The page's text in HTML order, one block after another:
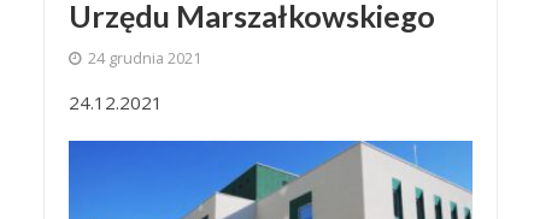
Urzędu Marszałkowskiego
24 grudnia 2021
24.12.2021